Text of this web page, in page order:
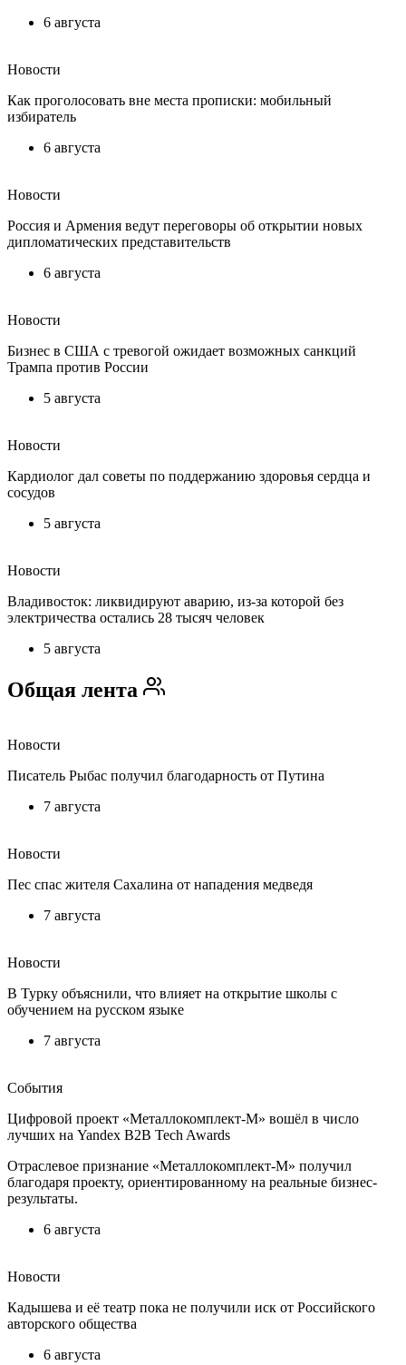
6 августа
Новости
Как проголосовать вне места прописки: мобильный
избиратель
6 августа
Новости
Россия и Армения ведут переговоры об открытии новых
дипломатических представительств
6 августа
Новости
Бизнес в США с тревогой ожидает возможных санкций
Трампа против России
5 августа
Новости
Кардиолог дал советы по поддержанию здоровья сердца и
сосудов
5 августа
Новости
Владивосток: ликвидируют аварию, из-за которой без
электричества остались 28 тысяч человек
5 августа
Общая лента
Новости
Писатель Рыбас получил благодарность от Путина
7 августа
Новости
Пес спас жителя Сахалина от нападения медведя
7 августа
Новости
В Турку объяснили, что влияет на открытие школы с
обучением на русском языке
7 августа
События
Цифровой проект «Металлокомплект-М» вошёл в число
лучших на Yandex B2B Tech Awards
Отраслевое признание «Металлокомплект-М» получил
благодаря проекту, ориентированному на реальные бизнес-
результаты.
6 августа
Новости
Кадышева и её театр пока не получили иск от Российского
авторского общества
6 августа